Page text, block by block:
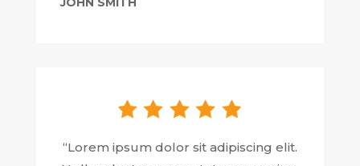
“Lorem ipsum dolor sit adipiscing elit.